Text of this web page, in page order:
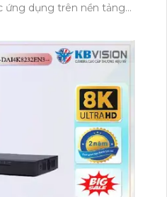
ứng dụng trên nền tảng
này phù hợp cho các dự
việc sử dụng thêm 16
dung lượng với các
H.264.